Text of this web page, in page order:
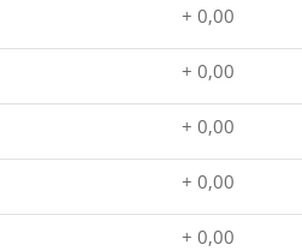
+ 0,00
+ 0,00
+ 0,00
+ 0,00
+ 0,00